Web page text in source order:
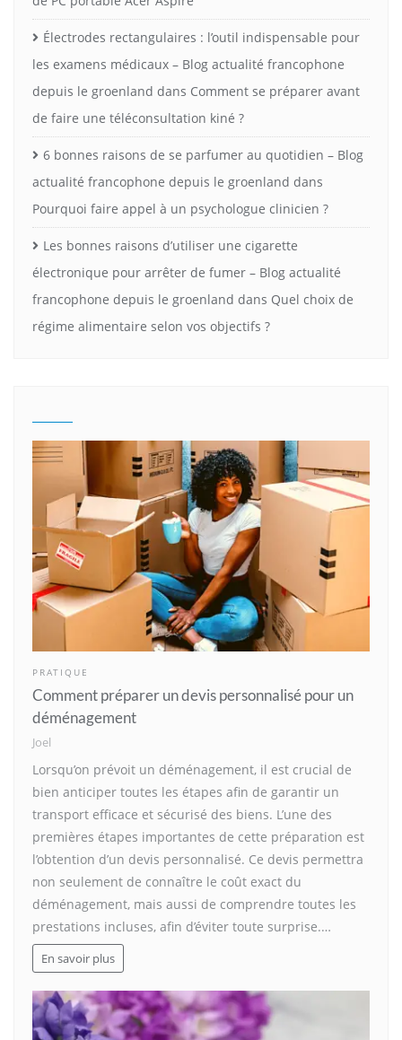
Électrodes rectangulaires : l’outil indispensable pour
les examens médicaux – Blog actualité francophone
depuis le groenland dans Comment se préparer avant
de faire une téléconsultation kiné ?
6 bonnes raisons de se parfumer au quotidien – Blog
actualité francophone depuis le groenland dans
Pourquoi faire appel à un psychologue clinicien ?
Les bonnes raisons d’utiliser une cigarette
électronique pour arrêter de fumer – Blog actualité
francophone depuis le groenland dans Quel choix de
régime alimentaire selon vos objectifs ?
PRATIQUE
Comment préparer un devis personnalisé pour un
déménagement
Joel
Lorsqu’on prévoit un déménagement, il est crucial de
bien anticiper toutes les étapes afin de garantir un
transport efficace et sécurisé des biens. L’une des
premières étapes importantes de cette préparation est
l’obtention d’un devis personnalisé. Ce devis permettra
non seulement de connaître le coût exact du
déménagement, mais aussi de comprendre toutes les
prestations incluses, afin d’éviter toute surprise.…
En savoir plus